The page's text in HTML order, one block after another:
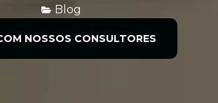
Blog
NOSSOS CONSULTORES